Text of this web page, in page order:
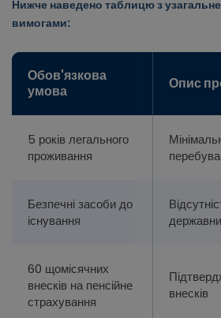
Нижче наведено таблицю з
вимогами:
Обов'язкова
умова
Опис
5 років легального
проживання
Безпечні засоби до
існування
60 щомісячних
внесків на пенсійне
страхування
внесків